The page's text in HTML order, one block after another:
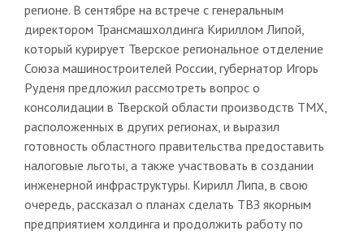
регионе. В сентябре на встрече с генеральным
директором Трансмашхолдинга Кириллом Липой,
который курирует Тверское региональное отделение
Союза машиностроителей России, губернатор Игорь
Руденя предложил рассмотреть вопрос о
консолидации в Тверской области производств ТМХ,
расположенных в других регионах, и выразил
готовность областного правительства предоставить
налоговые льготы, а также участвовать в создании
инженерной инфраструктуры. Кирилл Липа, в свою
очередь, рассказал о планах сделать ТВЗ якорным
предприятием холдинга и продолжить работу по